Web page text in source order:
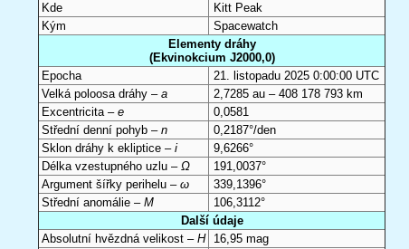
Kde
Kitt Peak
Kým
Spacewatch
Elementy dráhy
(Ekvinokcium J2000,0)
Epocha
21. listopadu 2025 0:00:00 UTC
Velká poloosa dráhy – a
2,7285 au – 408 178 793 km
Excentricita – e
0,0581
Střední denní pohyb – n
0,2187°/den
Sklon dráhy k ekliptice – i
9,6266°
Délka vzestupného uzlu – Ω
191,0037°
Argument šířky perihelu – ω
339,1396°
Střední anomálie – M
106,3112°
Další údaje
Absolutní hvězdná velikost – H
16,95 mag